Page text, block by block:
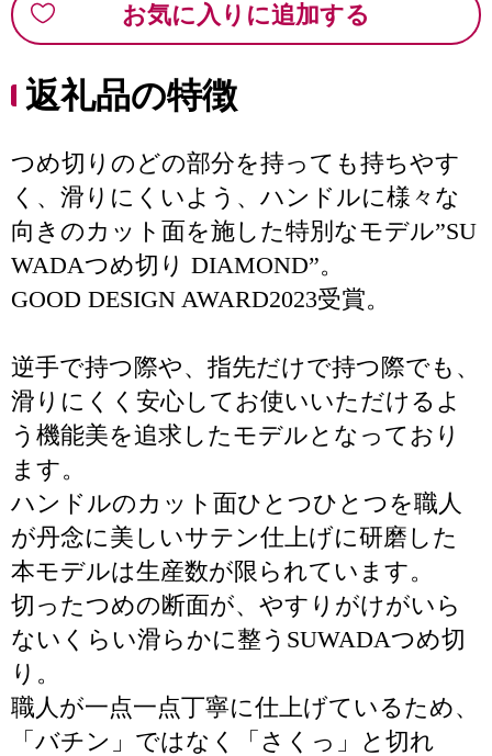
お気に入りに追加する
返礼品の特徴
つめ切りのどの部分を持っても持ちやす
く、滑りにくいよう、ハンドルに様々な
向きのカット面を施した特別なモデル”SU
WADAつめ切り DIAMOND”。
GOOD DESIGN AWARD2023受賞。
逆手で持つ際や、指先だけで持つ際でも、
滑りにくく安心してお使いいただけるよ
う機能美を追求したモデルとなっており
ます。
ハンドルのカット面ひとつひとつを職人
が丹念に美しいサテン仕上げに研磨した
本モデルは生産数が限られています。
切ったつめの断面が、やすりがけがいら
ないくらい滑らかに整うSUWADAつめ切
り。
職人が一点一点丁寧に仕上げているため、
「バチン」ではなく「さくっ」と切れ